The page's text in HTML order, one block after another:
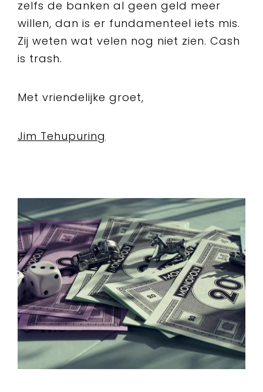
zelfs de banken al geen geld meer
willen, dan is er fundamenteel iets mis.
Zij weten wat velen nog niet zien. Cash
is trash.
Met vriendelijke groet,
Jim Tehupuring